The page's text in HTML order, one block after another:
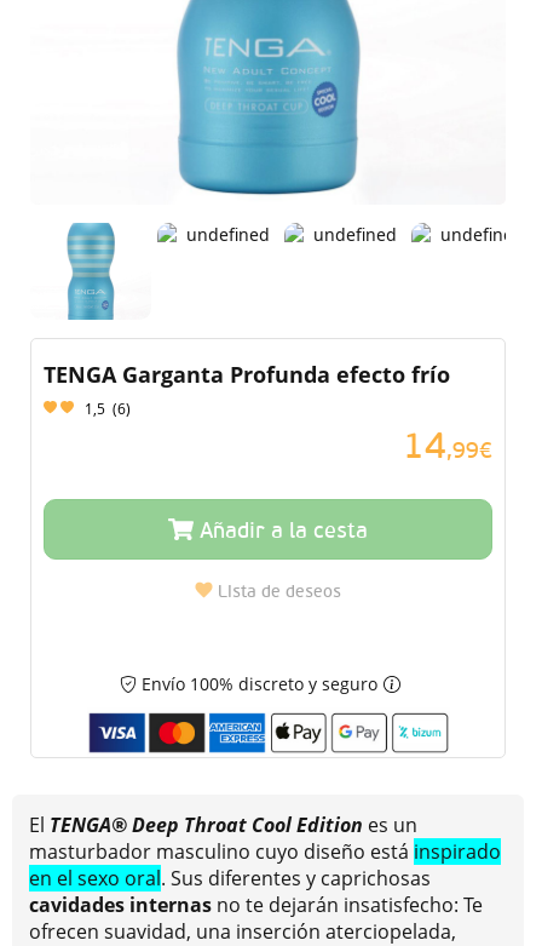
TENGA Garganta Profunda efecto frío
1,5 (6)
14,99€
Añadir a la cesta
Lista de deseos
Envío 100% discreto y seguro
El TENGA® Deep Throat Cool Edition es un
masturbador masculino cuyo diseño está inspirado
en el sexo oral. Sus diferentes y caprichosas
cavidades internas no te dejarán insatisfecho: Te
ofrecen suavidad, una inserción aterciopelada,